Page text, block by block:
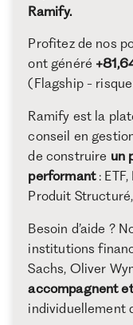
Ramify.
Profitez de nos
ont généré
(Flagship -
Ramify est la
conseil en
de construire un
performant:
Produit
Besoin d’aide ?
institutions
Sachs, Oliver
accompagnent
individuellement